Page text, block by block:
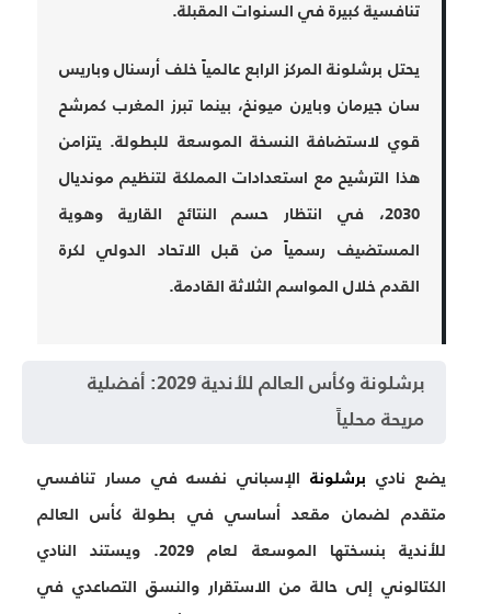
تنافسية كبيرة في السنوات المقبلة.
يحتل برشلونة المركز الرابع عالمياً خلف أرسنال وباريس
سان جيرمان وبايرن ميونخ، بينما تبرز المغرب كمرشح
قوي لاستضافة النسخة الموسعة للبطولة. يتزامن
هذا الترشيح مع استعدادات المملكة لتنظيم مونديال
2030، في انتظار حسم النتائج القارية وهوية
المستضيف رسمياً من قبل الاتحاد الدولي لكرة
القدم خلال المواسم الثلاثة القادمة.
برشلونة وكأس العالم للأندية 2029: أفضلية
مريحة محلياً
يضع نادي برشلونةالإسباني نفسه في مسار تنافسي
متقدم لضمان مقعد أساسي في بطولة كأس العالم
للأندية بنسختها الموسعة لعام 2029. ويستند النادي
الكتالوني إلى حالة من الاستقرار والنسق التصاعدي في